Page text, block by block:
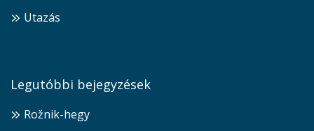
Utazás
Legutóbbi bejegyzések
Rožnik-hegy